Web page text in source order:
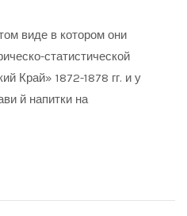
виде в котором они
статистической
Край» 1872-1878 гг. и у
й напитки на